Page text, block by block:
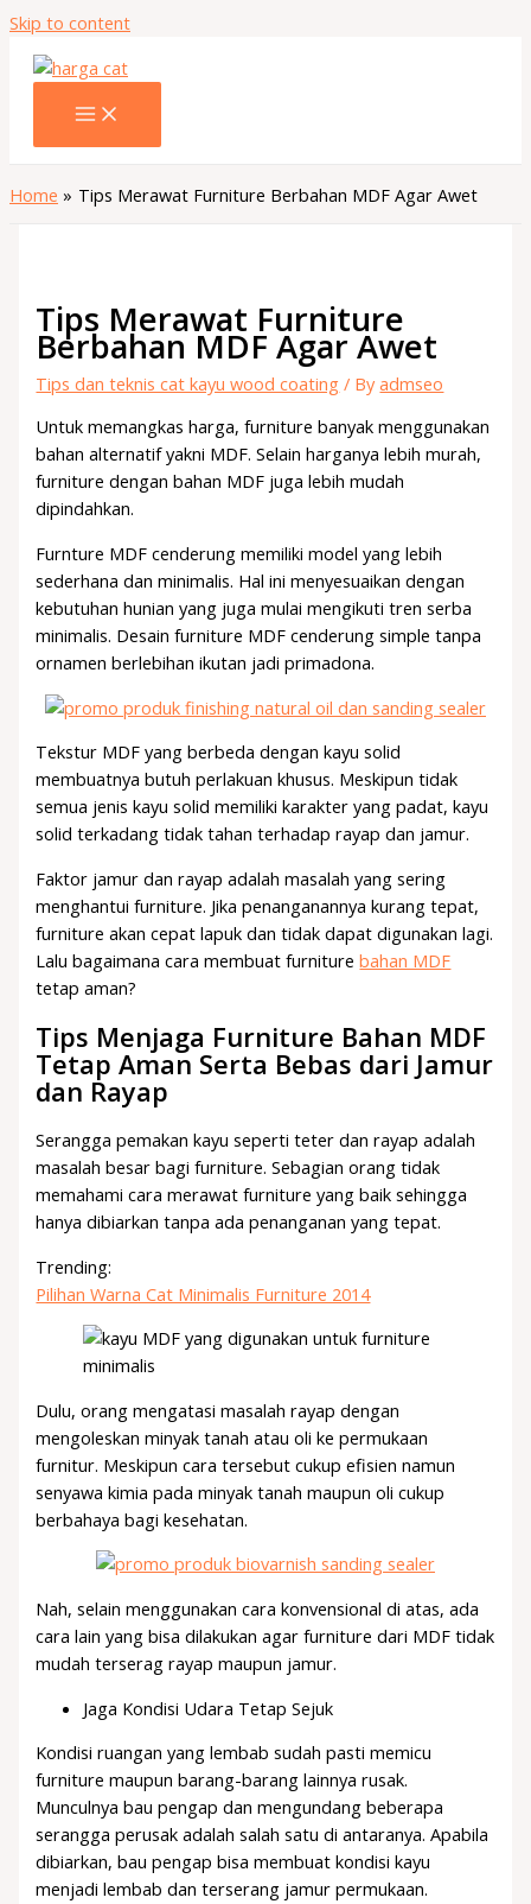
Skip to content
Home Tips Merawat Furniture Berbahan MDF Agar Awet
Tips Merawat Furniture
Berbahan MDF Agar Awet
Tips dan teknis cat kayu wood coating / Byadmseo
Untuk memangkas harga, furniture banyak menggunakan
bahan alternatif yakni MDF. Selain harganya lebih murah,
furniture dengan bahan MDF juga lebih mudah
dipindahkan.
Furnture MDF cenderung memiliki model yang lebih
sederhana dan minimalis. Hal ini menyesuaikan dengan
kebutuhan hunian yang juga mulai mengikuti tren serba
minimalis. Desain furniture MDF cenderung simple tanpa
ornamen berlebihan ikutan jadi primadona.
Tekstur MDF yang berbeda dengan kayu solid
membuatnya butuh perlakuan khusus. Meskipun tidak
semua jenis kayu solid memiliki karakter yang padat, kayu
solid terkadang tidak tahan terhadap rayap dan jamur.
Faktor jamur dan rayap adalah masalah yang sering
menghantui furniture. Jika penanganannya kurang tepat,
furniture akan cepat lapuk dan tidak dapat digunakan lagi.
Lalu bagaimana cara membuat furniturebahan MDF
tetap aman?
Tips Menjaga Furniture Bahan MDF
Tetap Aman Serta Bebas dari Jamur
dan Rayap
Serangga pemakan kayu seperti teter dan rayap adalah
masalah besar bagi furniture. Sebagian orang tidak
memahami cara merawat furniture yang baik sehingga
hanya dibiarkan tanpa ada penanganan yang tepat.
Trending:
Pilihan Warna Cat Minimalis Furniture 2014
Dulu, orang mengatasi masalah rayap dengan
mengoleskan minyak tanah atau oli ke permukaan
furnitur. Meskipun cara tersebut cukup efisien namun
senyawa kimia pada minyak tanah maupun oli cukup
berbahaya bagi kesehatan.
Nah, selain menggunakan cara konvensional di atas, ada
cara lain yang bisa dilakukan agar furniture dari MDF tidak
mudah terserag rayap maupun jamur.
Jaga Kondisi Udara Tetap Sejuk
Kondisi ruangan yang lembab sudah pasti memicu
furniture maupun barang-barang lainnya rusak.
Munculnya bau pengap dan mengundang beberapa
serangga perusak adalah salah satu di antaranya. Apabila
dibiarkan, bau pengap bisa membuat kondisi kayu
menjadi lembab dan terserang jamur permukaan.